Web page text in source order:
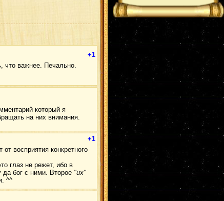
+1
что важнее. Печально.
который я
на них внимания.
+1
восприятия конкретного
глаз не режет, ибо в
бог с ними. Второе "их"
^^
СайХина(5)
КакаШизу(4)
ДейХина
(4)
ФугаМико
(4)
ХиданДей
НеджиИно
ИтаКиса
ДейСасо
ОроАнко
КанкуТема
КанкуХанаби
Хидан (2)
Ямато
(2)
ШикаШихо
ДейИта
КанкуСари
(2)
ХашиМада
(2)
Какаши
ОроХина
ОроСасу